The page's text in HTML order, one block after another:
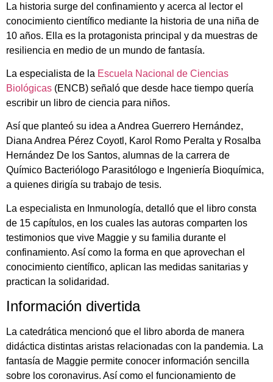
La historia surge del confinamiento y acerca al lector el
conocimiento científico mediante la historia de una niña de
10 años. Ella es la protagonista principal y da muestras de
resiliencia en medio de un mundo de fantasía.
La especialista de la Escuela Nacional de Ciencias
Biológicas (ENCB) señaló que desde hace tiempo quería
escribir un libro de ciencia para niños.
Así que planteó su idea a Andrea Guerrero Hernández,
Diana Andrea Pérez Coyotl, Karol Romo Peralta y Rosalba
Hernández De los Santos, alumnas de la carrera de
Químico Bacteriólogo Parasitólogo e Ingeniería Bioquímica,
a quienes dirigía su trabajo de tesis.
La especialista en Inmunología, detalló que el libro consta
de 15 capítulos, en los cuales las autoras comparten los
testimonios que vive Maggie y su familia durante el
confinamiento. Así como la forma en que aprovechan el
conocimiento científico, aplican las medidas sanitarias y
practican la solidaridad.
Información divertida
La catedrática mencionó que el libro aborda de manera
didáctica distintas aristas relacionadas con la pandemia. La
fantasía de Maggie permite conocer información sencilla
sobre los coronavirus. Así como el funcionamiento de